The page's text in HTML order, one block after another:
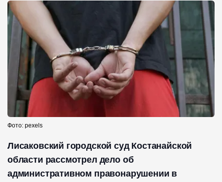
Фото: pexels
Лисаковский городской суд Костанайской
области рассмотрел дело об
административном правонарушении в